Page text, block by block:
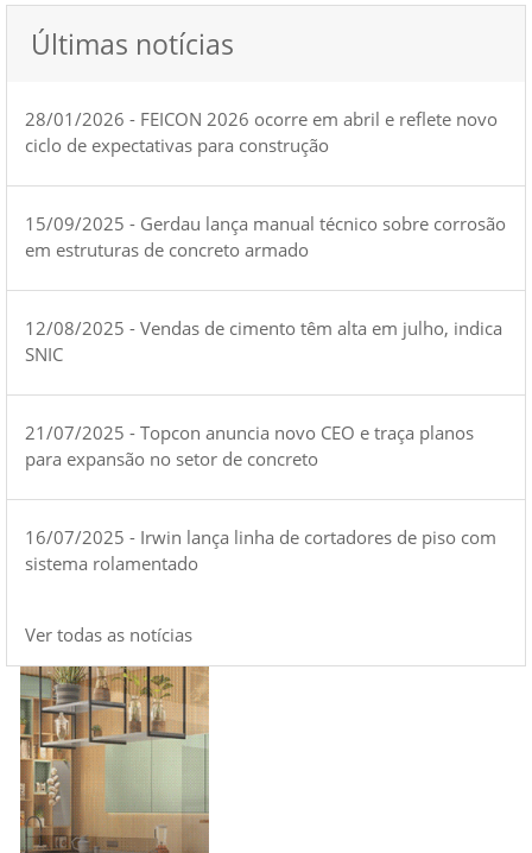
Últimas notícias
28/01/2026 - FEICON 2026 ocorre em abril e reflete novo
ciclo de expectativas para construção
15/09/2025 - Gerdau lança manual técnico sobre corrosão
em estruturas de concreto armado
12/08/2025 - Vendas de cimento têm alta em julho, indica
SNIC
21/07/2025 - Topcon anuncia novo CEO e traça planos
para expansão no setor de concreto
16/07/2025 - Irwin lança linha de cortadores de piso com
sistema rolamentado
Ver todas as notícias